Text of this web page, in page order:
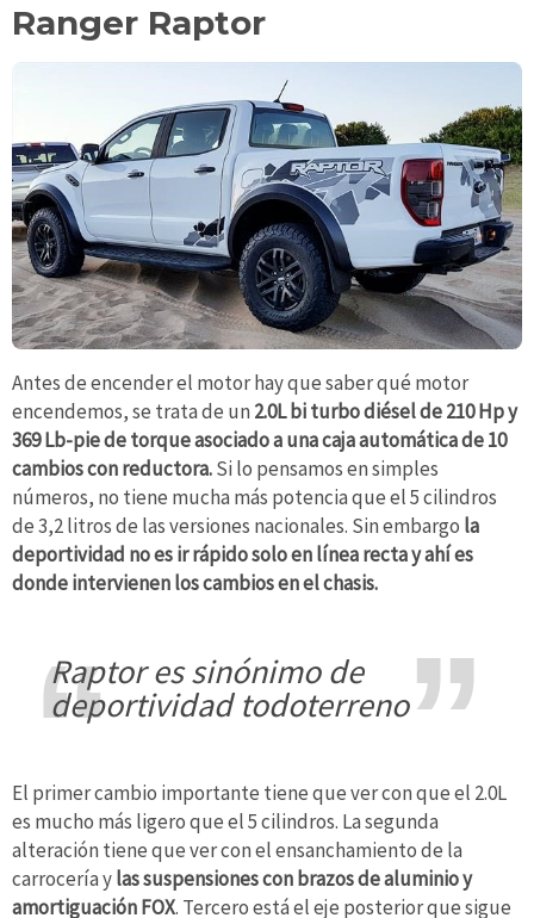
Ranger Raptor
Antes de encender el motor hay que saber qué motor
encendemos, se trata de un 2.0L bi turbo diésel de 210 Hp y
369 Lb-pie de torque asociado a una caja automática de 10
cambios con reductora.Si lo pensamos en simples
números, no tiene mucha más potencia que el 5 cilindros
de 3,2 litros de las versiones nacionales. Sin embargo la
deportividad no es ir rápido solo en línea recta y ahí es
donde intervienen los cambios en el chasis.
Raptor es sinónimo de
deportividad todoterreno
El primer cambio importante tiene que ver con que el 2.0L
es mucho más ligero que el 5 cilindros. La segunda
alteración tiene que ver con el ensanchamiento de la
carrocería ylas suspensiones con brazos de aluminio y
amortiguación FOX. Tercero está el eje posterior que sigue